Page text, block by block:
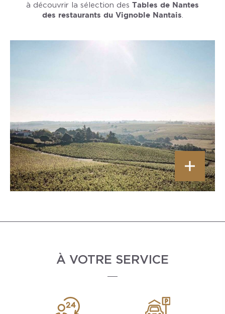
à découvrir la sélection des Tables de Nantes
des restaurants du Vignoble Nantais.
À VOTRE SERVICE